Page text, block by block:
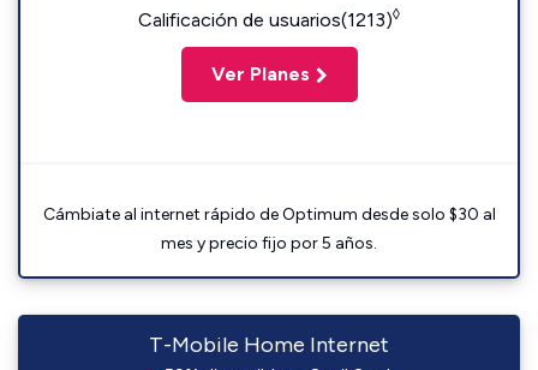
Calificación de usuarios(1213)◊
Ver Planes
Cámbiate al internet rápido de Optimum desde solo $30 al
mes y precio fijo por 5 años.
T-Mobile Home Internet